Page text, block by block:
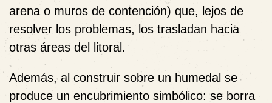
arena o muros de contención) que, lejos de
resolver los problemas, los trasladan hacia
otras áreas del litoral.
Además, al construir sobre un humedal se
produce un encubrimiento simbólico: se borra